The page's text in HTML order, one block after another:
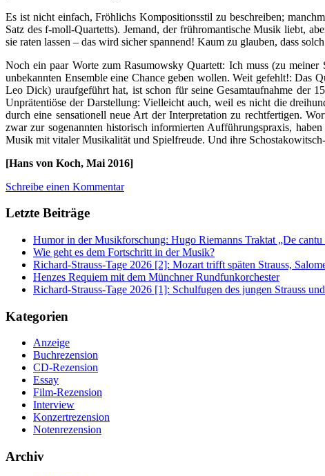
Es ist nicht einfach, Fröhlichs Kompositionsstil zu beschreiben;
Satz des f-moll-Quartetts). Jemand, der frühromantische Musik liebt,
sie raten lassen – das wird sicher spannend! Kaum zu glauben, dass
Noch ein paar Worte zum Rasumowsky Quartett: Ich muss (zu
unbekannten Ensemble eine Chance geben wollen. Weit gefehlt!: Das
Leo Dick) uraufgeführt hat, ist schon für seine Gesamtaufnahme der
Unprätentiöse der Darstellung: Vielleicht auch, weil es nicht die
durch eine sensationell neue Art der Interpretation zu rechtfertigen.
zwar zur sogenannten historisch informierten Aufführungspraxis,
Musik mit vitaler Musikalität und Spielfreude. Und ihre
[Hans von Koch, Mai 2016]
Schreibe einen Kommentar
Letzte Beiträge
Humor in der Musikforschung: Hugo Riemanns Traktat „De
Wie geht es dem Fortschritt in der Musik?
Richard-Strauss-Tage 2026 [2]: Mozart trifft späten Strauss,
Henzes Requiem mit dem Münchner Rundfunkorchester
Richard-Strauss-Tage 2026 [1]: Schulfugen des jungen Strauss
Kategorien
Anzeige
Buchrezension
CD-Rezension
Essay
Film-Rezension
Interview
Konzertrezension
Notenrezension
Archiv